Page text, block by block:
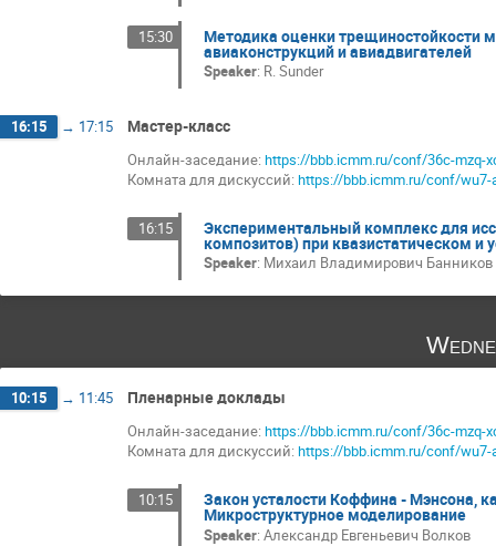
15:30 Методика оценки трещиностойкости
авиаконструкций и авиадвигателей
Speaker: R. Sunder
16:15 → 17:15 Мастер-класс
Онлайн-заседание: https://bbb.icmm.ru/conf/36c-mzq-
Комната для дискуссий: https://bbb.icmm.ru/conf/wu7-
16:15 Экспериментальный комплекс для
композитов) при квазистатическом и
Speaker: Михаил Владимирович Банников
10:15 → 11:45 Пленарные доклады
Онлайн-заседание: https://bbb.icmm.ru/conf/36c-mzq-
Комната для дискуссий: https://bbb.icmm.ru/conf/wu7-
10:15 Закон усталости Коффина - Мэнсона,
Микроструктурное моделирование
Speaker: Александр Евгеньевич Волков